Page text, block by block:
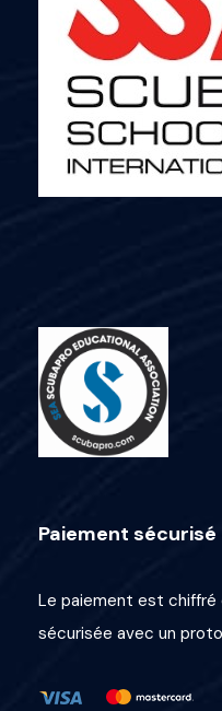
Paiement sécurisé
Le paiement est chiffré
sécurisée avec un